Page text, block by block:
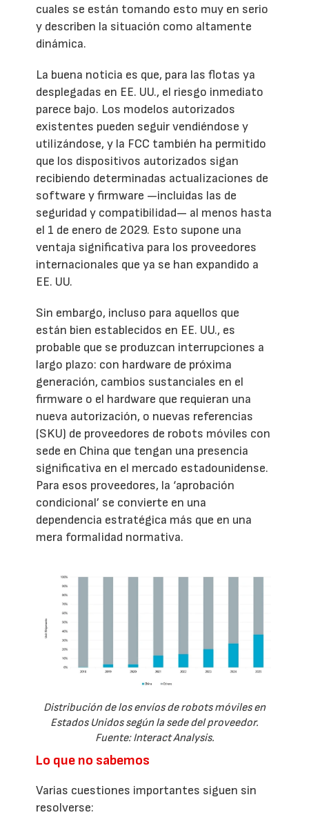
cuales se están tomando esto muy en serio
y describen la situación como altamente
dinámica.
La buena noticia es que, para las flotas ya
desplegadas en EE. UU., el riesgo inmediato
parece bajo. Los modelos autorizados
existentes pueden seguir vendiéndose y
utilizándose, y la FCC también ha permitido
que los dispositivos autorizados sigan
recibiendo determinadas actualizaciones de
software y firmware —incluidas las de
seguridad y compatibilidad— al menos hasta
el 1 de enero de 2029. Esto supone una
ventaja significativa para los proveedores
internacionales que ya se han expandido a
EE. UU.
Sin embargo, incluso para aquellos que
están bien establecidos en EE. UU., es
probable que se produzcan interrupciones a
largo plazo: con hardware de próxima
generación, cambios sustanciales en el
firmware o el hardware que requieran una
nueva autorización, o nuevas referencias
(SKU) de proveedores de robots móviles con
sede en China que tengan una presencia
significativa en el mercado estadounidense.
Para esos proveedores, la ‘aprobación
condicional’ se convierte en una
dependencia estratégica más que en una
mera formalidad normativa.
Distribución de los envíos de robots móviles en
Estados Unidos según la sede del proveedor.
Fuente: Interact Analysis.
Lo que no sabemos
Varias cuestiones importantes siguen sin
resolverse: